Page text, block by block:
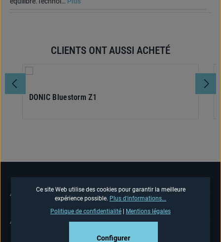
Ignorer la galerie de produits
CLIENTS ONT AUSSI ACHETÉ
DONIC Bluestorm Z1
ASSISTANCE TÉLÉPHONIQUE
ASSISTANCE BOUTIQUE
Ce site Web utilise des cookies pour garantir la meilleure
expérience possible. Plus d'informations...
Politique de confidentialité
Mentions légales
Configurer